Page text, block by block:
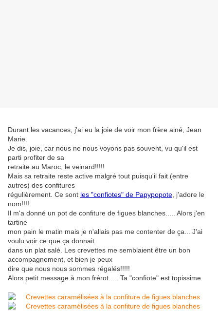
Durant les vacances, j'ai eu la joie de voir mon frère ainé, Jean
Marie.
Je dis, joie, car nous ne nous voyons pas souvent, vu qu'il est
parti profiter de sa
retraite au Maroc, le veinard!!!!!
Mais sa retraite reste active malgré tout puisqu'il fait (entre
autres) des confitures
régulièrement. Ce sont les "confiotes" de Papypopote , j'adore le
nom!!!!
Il m'a donné un pot de confiture de figues blanches..... Alors j'en
tartine
mon pain le matin mais je n'allais pas me contenter de ça... J'ai
voulu voir ce que ça donnait
dans un plat salé. Les crevettes me semblaient être un bon
accompagnement, et bien je peux
dire que nous nous sommes régalés!!!!!
Alors petit message à mon frérot..... Ta "confiote" est topissime